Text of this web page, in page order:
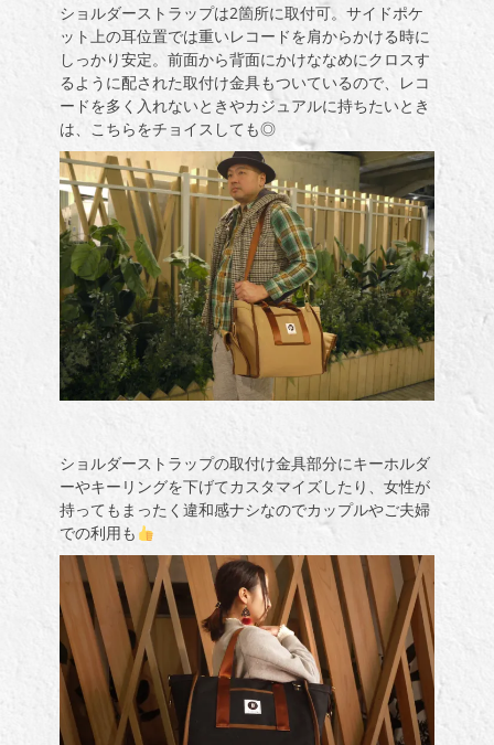
ショルダーストラップは2箇所に取付可。サイドポケ
ット上の耳位置では重いレコードを肩からかける時に
しっかり安定。前面から背面にかけななめにクロスす
るように配された取付け金具もついているので、レコ
ードを多く入れないときやカジュアルに持ちたいとき
は、こちらをチョイスしても◎
ショルダーストラップの取付け金具部分にキーホルダ
ーやキーリングを下げてカスタマイズしたり、女性が
持ってもまったく違和感ナシなのでカップルやご夫婦
での利用も